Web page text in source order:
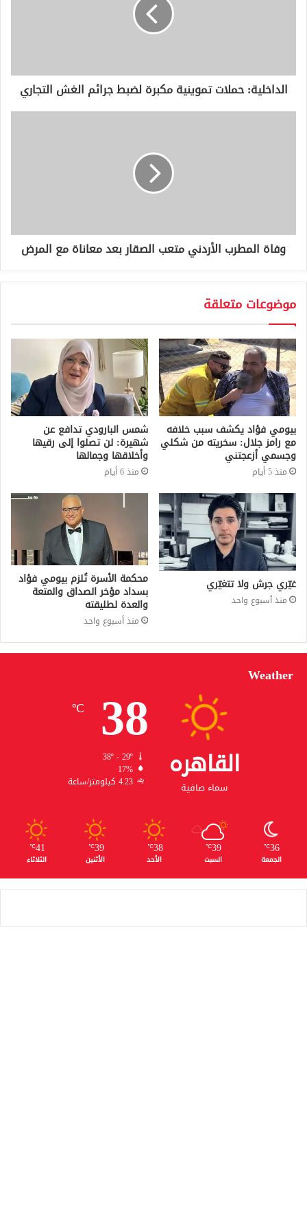
ر
ي
الداخلية: حملات تموينية مكبرة لضبط جرائم الغش التجاري
وفاة المطرب الأردني متعب الصقار بعد معاناة مع المرض
موضوعات متعلقة
بيومي فؤاد يكشف سبب خلافه
مع رامز جلال: سخريته من شكلي
وجسمي أزعجتني
منذ 5 أيام
شمس البارودي تدافع عن
شهيرة: لن تصلوا إلى رقيها
وأخلاقها وجمالها
منذ 6 أيام
غيّري جرش ولا تتغيّري
منذ أسبوع واحد
محكمة الأسرة تُلزم بيومي فؤاد
بسداد مؤخر الصداق والمتعة
والعدة لطليقته
منذ أسبوع واحد
Weather
القاهره
سماء صافية
38
℃
38º - 29º
17%
4.23 كيلومتر/ساعة
36
℃
الجمعة
39
℃
السبت
38
℃
الأحد
39
℃
الأثنين
41
℃
الثلاثاء